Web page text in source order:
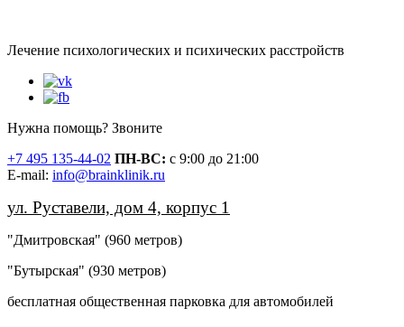
Лечение психологических и психических расстройств
Нужна помощь? Звоните
+7 495 135-44-02 ПН-ВС: с 9:00 до 21:00
Е-mail: info@brainklinik.ru
ул. Руставели, дом 4, корпус 1
"Дмитровская" (960 метров)
"Бутырская" (930 метров)
бесплатная общественная парковка для автомобилей